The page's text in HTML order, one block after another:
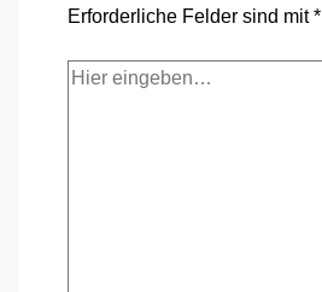
Erforderliche Felder sind mit*
Hier